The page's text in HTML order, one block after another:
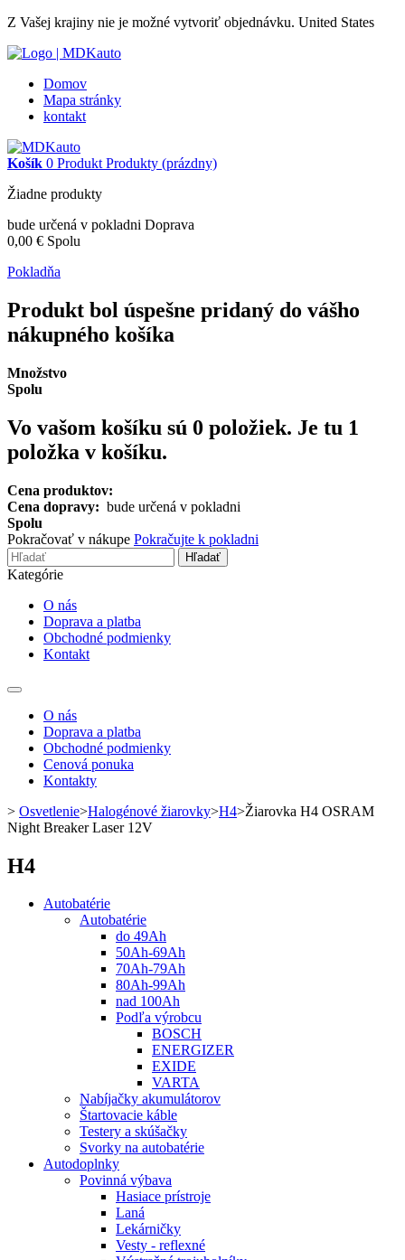
Z Vašej krajiny nie je možné vytvoriť objednávku. United States
Domov
Mapa stránky
kontakt
Košík 0 Produkt Produkty (prázdny)
Žiadne produkty
bude určená v pokladni Doprava
0,00 € Spolu
Pokladňa
Produkt bol úspešne pridaný do vášho
nákupného košíka
Množstvo
Spolu
Vo vašom košíku sú 0 položiek. Je tu 1
položka v košíku.
Cena produktov:
Cena dopravy: bude určená v pokladni
Spolu
Pokračovať v nákupe Pokračujte k pokladni
Hľadať
Kategórie
O nás
Doprava a platba
Obchodné podmienky
Kontakt
Toggle
navigationO nás
Doprava a platba
Obchodné podmienky
Cenová ponuka
Kontakty
> Osvetlenie>Halogénové žiarovky>H4>Žiarovka H4 OSRAM
Night Breaker Laser 12V
H4
Autobatérie
Autobatérie
do 49Ah
50Ah-69Ah
70Ah-79Ah
80Ah-99Ah
nad 100Ah
Podľa výrobcu
BOSCH
ENERGIZER
EXIDE
VARTA
Nabíjačky akumulátorov
Štartovacie káble
Testery a skúšačky
Svorky na autobatérie
Autodoplnky
Povinná výbava
Hasiace prístroje
Laná
Lekárničky
Vesty - reflexné